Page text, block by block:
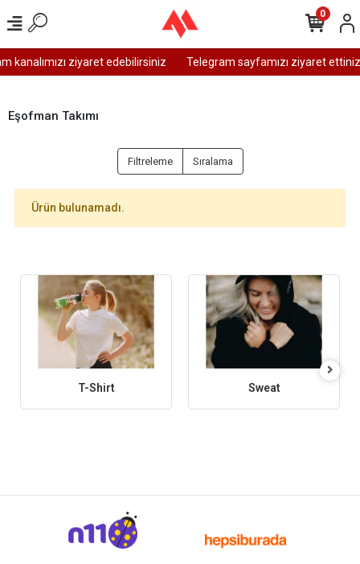
kanalımızı ziyaret edebilirsiniz Telegram sayfamızı ziyaret
0
Eşofman Takımı
Filtreleme Sıralama
Ürün bulunamadı.
T-Shirt Sweat